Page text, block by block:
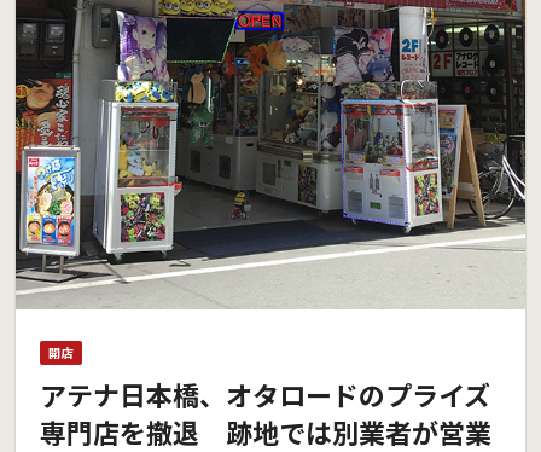
開店
アテナ日本橋、オタロードのプライズ
専門店を撤退 跡地では別業者が営業